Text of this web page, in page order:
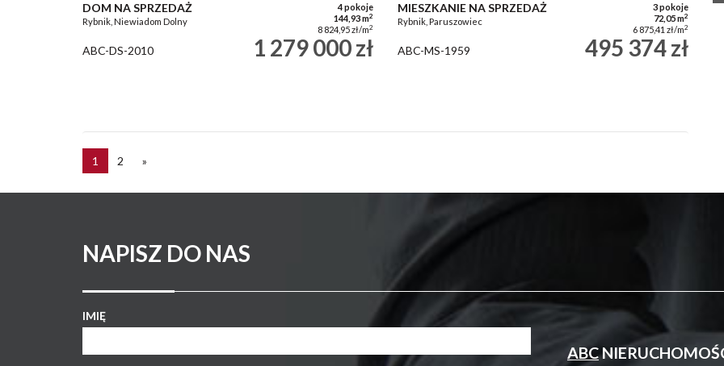
DOM NA SPRZEDAŻ
Rybnik, Niewiadom Dolny
4 pokoje
144,93 m2
8 824,95 zł/m2
ABC-DS-2010 1 279 000 zł
MIESZKANIE NA SPRZEDAŻ
Rybnik, Paruszowiec
3 pokoje
72,05 m2
6 875,41 zł/m2
ABC-MS-1959 495 374 zł
1 2 »
NAPISZ DO NAS
IMIĘ
ABC